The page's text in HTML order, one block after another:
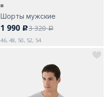
Шорты мужские
1 990 c3 320a
46, 48, 50, 52, 54